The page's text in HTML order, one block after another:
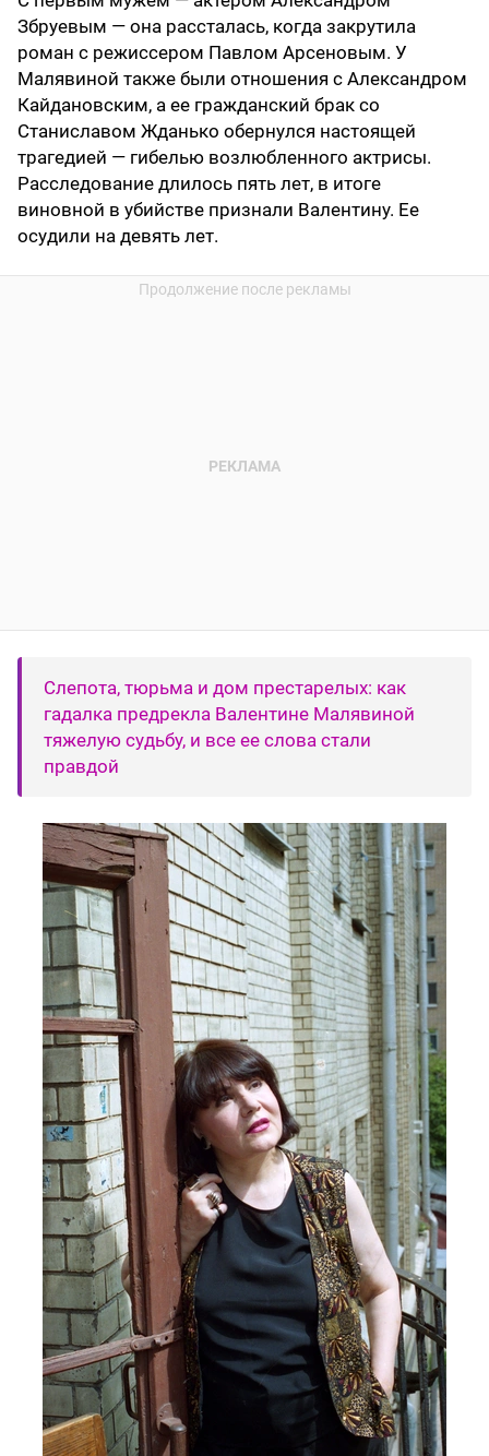
Збруевым — она рассталась, когда закрутила
роман с режиссером Павлом Арсеновым. У
Малявиной также были отношения с Александром
Кайдановским, а ее гражданский брак со
Станиславом Жданько обернулся настоящей
трагедией — гибелью возлюбленного актрисы.
Расследование длилось пять лет, в итоге
виновной в убийстве признали Валентину. Ее
осудили на девять лет.
Слепота, тюрьма и дом престарелых: как
гадалка предрекла Валентине Малявиной
тяжелую судьбу, и все ее слова стали
правдой